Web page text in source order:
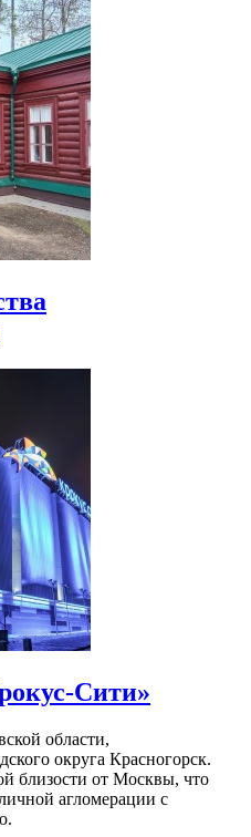
Сити»
области,
округа Красногорск.
близости от Москвы, что
агломерации с